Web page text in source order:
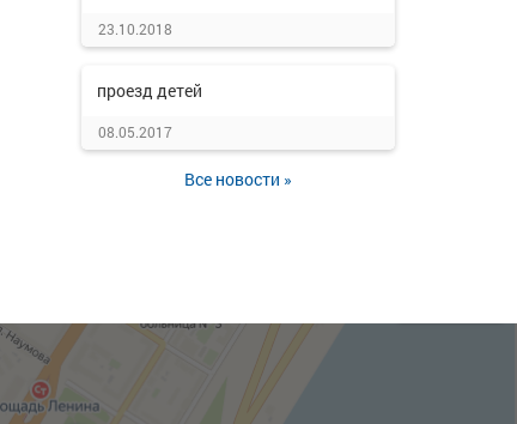
23.10.2018
проезд детей
08.05.2017
Все новости »